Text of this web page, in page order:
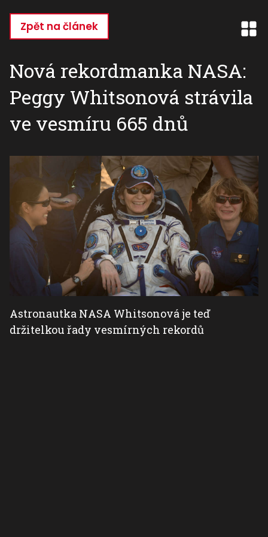
hlavnímu
Zpět na článek
Nová rekordmanka NASA:
Peggy Whitsonová strávila
ve vesmíru 665 dnů
Astronautka NASA Whitsonová je teď
držitelkou řady vesmírných rekordů